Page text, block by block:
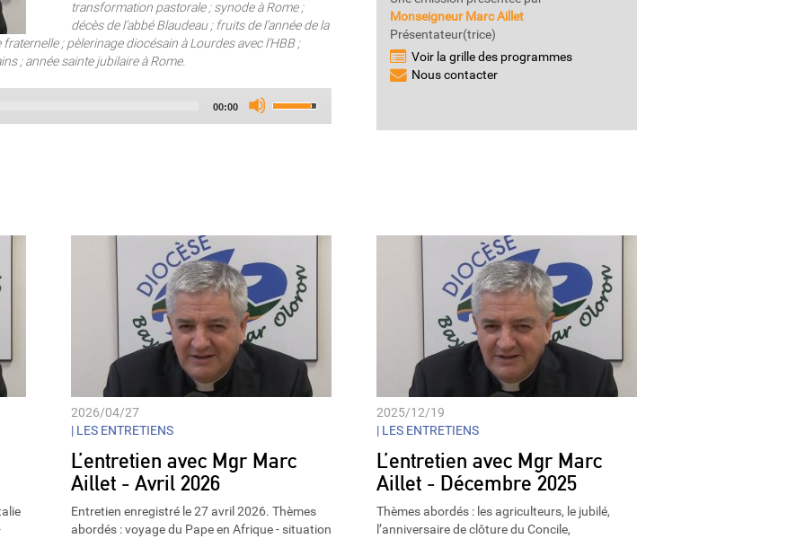
transformation pastorale ; synode à Rome ;
décès de l’abbé Blaudeau ; fruits de l’année de la
; pèlerinage diocésain à Lourdes avec l’HBB ;
; année sainte jubilaire à Rome.
Total
00:00
Up/Down
volume.
Monseigneur Marc Aillet
Présentateur(trice)
Voir la grille des programmes
Nous contacter
2026/04/27
| LES ENTRETIENS
L’entretien avec Mgr Marc
Aillet - Avril 2026
Entretien enregistré le 27 avril 2026. Thèmes
abordés : voyage du Pape en Afrique - situation
2025/12/19
| LES ENTRETIENS
L’entretien avec Mgr Marc
Aillet - Décembre 2025
Thèmes abordés : les agriculteurs, le jubilé,
l’anniversaire de clôture du Concile,